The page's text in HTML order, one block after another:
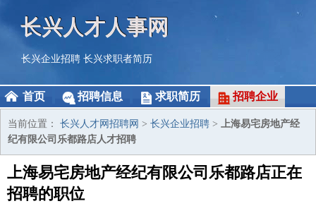
长兴人才人事网
长兴企业招聘 长兴求职者简历
首页 招聘信息 求职简历 招聘企业
当前位置： 长兴人才网招聘网 > 长兴企业招聘 > 上海易宅房地产经
纪有限公司乐都路店人才招聘
上海易宅房地产经纪有限公司乐都路店正在
招聘的职位